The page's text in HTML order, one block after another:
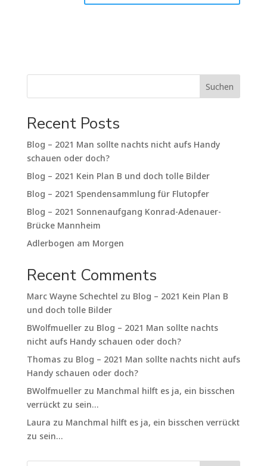
Suchen
Recent Posts
Blog – 2021 Man sollte nachts nicht aufs Handy
schauen oder doch?
Blog – 2021 Kein Plan B und doch tolle Bilder
Blog – 2021 Spendensammlung für Flutopfer
Blog – 2021 Sonnenaufgang Konrad-Adenauer-
Brücke Mannheim
Adlerbogen am Morgen
Recent Comments
Marc Wayne Schechtel zu Blog – 2021 Kein Plan B
und doch tolle Bilder
BWolfmuellerzu Blog – 2021 Man sollte nachts
nicht aufs Handy schauen oder doch?
Thomaszu Blog – 2021 Man sollte nachts nicht aufs
Handy schauen oder doch?
BWolfmuellerzu Manchmal hilft es ja, ein bisschen
verrückt zu sein…
Laura zu Manchmal hilft es ja, ein bisschen verrückt
zu sein…